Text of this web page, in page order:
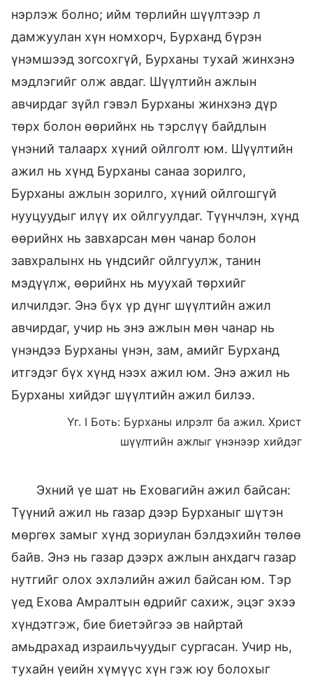
нэрлэж болно; ийм төрлийн шүүлтээр л
дамжуулан хүн номхорч, Бурханд бүрэн
үнэмшээд зогсохгүй, Бурханы тухай жинхэнэ
мэдлэгийг олж авдаг. Шүүлтийн ажлын
авчирдаг зүйл гэвэл Бурханы жинхэнэ дүр
төрх болон өөрийнх нь тэрслүү байдлын
үнэний талаарх хүний ойлголт юм. Шүүлтийн
ажил нь хүнд Бурханы санаа зорилго,
Бурханы ажлын зорилго, хүний ойлгошгүй
нууцуудыг илүү их ойлгуулдаг. Түүнчлэн, хүнд
өөрийнх нь завхарсан мөн чанар болон
завхралынх нь үндсийг ойлгуулж, танин
мэдүүлж, өөрийнх нь муухай төрхийг
илчилдэг. Энэ бүх үр дүнг шүүлтийн ажил
авчирдаг, учир нь энэ ажлын мөн чанар нь
үнэндээ Бурханы үнэн, зам, амийг Бурханд
итгэдэг бүх хүнд нээх ажил юм. Энэ ажил нь
Бурханы хийдэг шүүлтийн ажил билээ.
Үг. I Боть: Бурханы илрэлт ба ажил. Христ
шүүлтийн ажлыг үнэнээр хийдэг
Эхний үе шат нь Еховагийн ажил байсан:
Түүний ажил нь газар дээр Бурханыг шүтэн
мөргөх замыг хүнд зориулан бэлдэхийн төлөө
байв. Энэ нь газар дээрх ажлын анхдагч газар
нутгийг олох эхлэлийн ажил байсан юм. Тэр
үед Ехова Амралтын өдрийг сахиж, эцэг эхээ
хүндэтгэж, бие биетэйгээ эв найртай
амьдрахад израильчуудыг сургасан. Учир нь,
тухайн үеийн хүмүүс хүн гэж юу болохыг